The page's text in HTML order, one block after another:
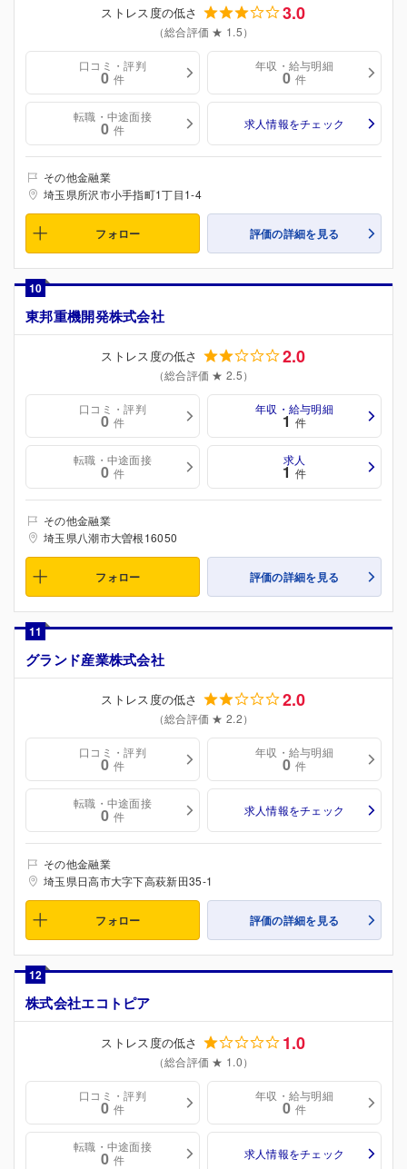
ストレス度の低さ 3.0
（総合評価 ★ 1.5）
口コミ・評判
0 件
年収・給与明細
0 件
転職・中途面接
0 件 求人情報をチェック
その他金融業
埼玉県所沢市小手指町1丁目1-4
フォロー 評価の詳細を見る
10
東邦重機開発株式会社
ストレス度の低さ 2.0
（総合評価 ★ 2.5）
口コミ・評判
0 件
年収・給与明細
1 件
転職・中途面接
0 件
求人
1 件
その他金融業
埼玉県八潮市大曽根16050
フォロー 評価の詳細を見る
11
グランド産業株式会社
ストレス度の低さ 2.0
（総合評価 ★ 2.2）
口コミ・評判
0 件
年収・給与明細
0 件
転職・中途面接
0 件 求人情報をチェック
その他金融業
埼玉県日高市大字下高萩新田35-1
フォロー 評価の詳細を見る
12
株式会社エコトピア
ストレス度の低さ 1.0
（総合評価 ★ 1.0）
口コミ・評判
0 件
年収・給与明細
0 件
転職・中途面接
0 件 求人情報をチェック